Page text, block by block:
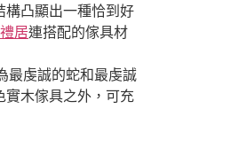
構凸顯出一種恰到好
居連搭配的傢具材
最虔誠的蛇和最虔誠
實木傢具之外，可充